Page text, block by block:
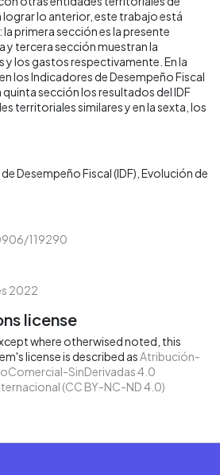
lograr lo anterior, este trabajo está
primera sección es la presente
y tercera sección muestran la
y los gastos respectivamente. En la
los Indicadores de Desempeño Fiscal
quinta sección los resultados del IDF
territoriales similares y en la sexta, los
Desempeño Fiscal (IDF) Evolución de
119290
2022
license
where otherwised noted, this
license is described asAtribución-
SinDerivadas 4.0
(CC BY-NC-ND 4.0)